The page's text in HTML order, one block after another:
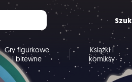
Gry figurkowe
i bitewne
Książki i
komiksy